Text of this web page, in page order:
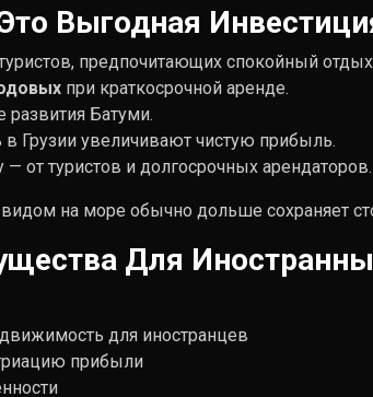
Выгодная
предпочитающих спокойный
при краткосрочной аренде.
развития Батуми.
Грузии увеличивают чистую прибыль.
от туристов и долгосрочных арендаторов.
на море обычно дольше сохраняет
Для
для иностранцев
прибыли